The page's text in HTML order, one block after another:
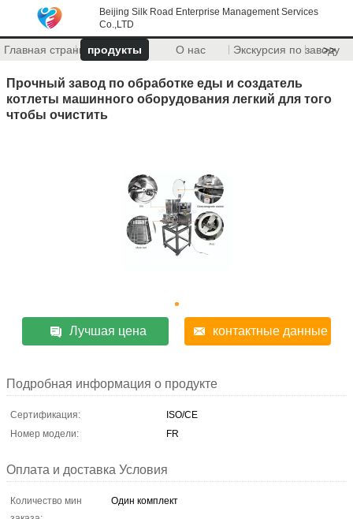
Beijing Silk Road Enterprise Management Services
Co.,LTD
Главная страницапродукты О нас Экскурсия по заводу
>>
Прочный завод по обработке еды и создатель
котлеты машинного оборудования легкий для того
чтобы очистить
Лучшая цена контактные данные
Подробная информация о продукте
Сертификация:
ISO/CE
Номер модели:
FR
Оплата и доставка Условия
Количество мин
Один комплект